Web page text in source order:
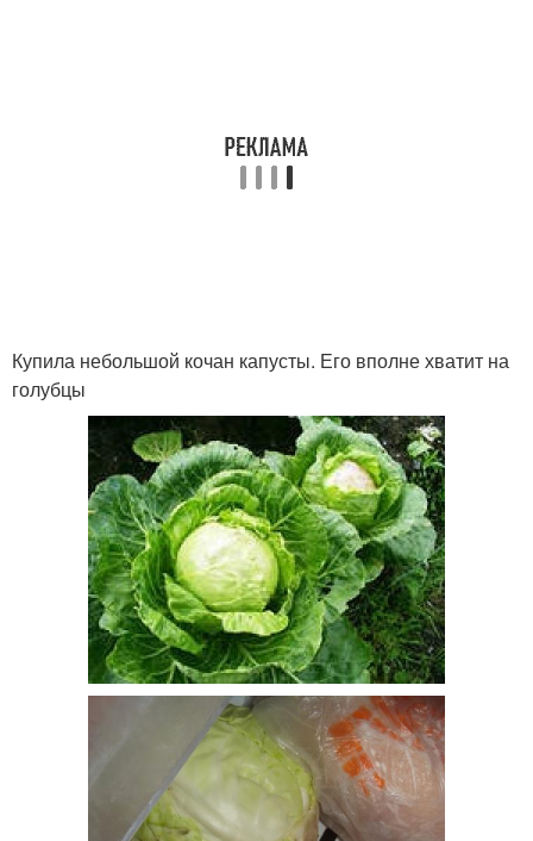
Купила небольшой кочан капусты. Его вполне хватит на
голубцы